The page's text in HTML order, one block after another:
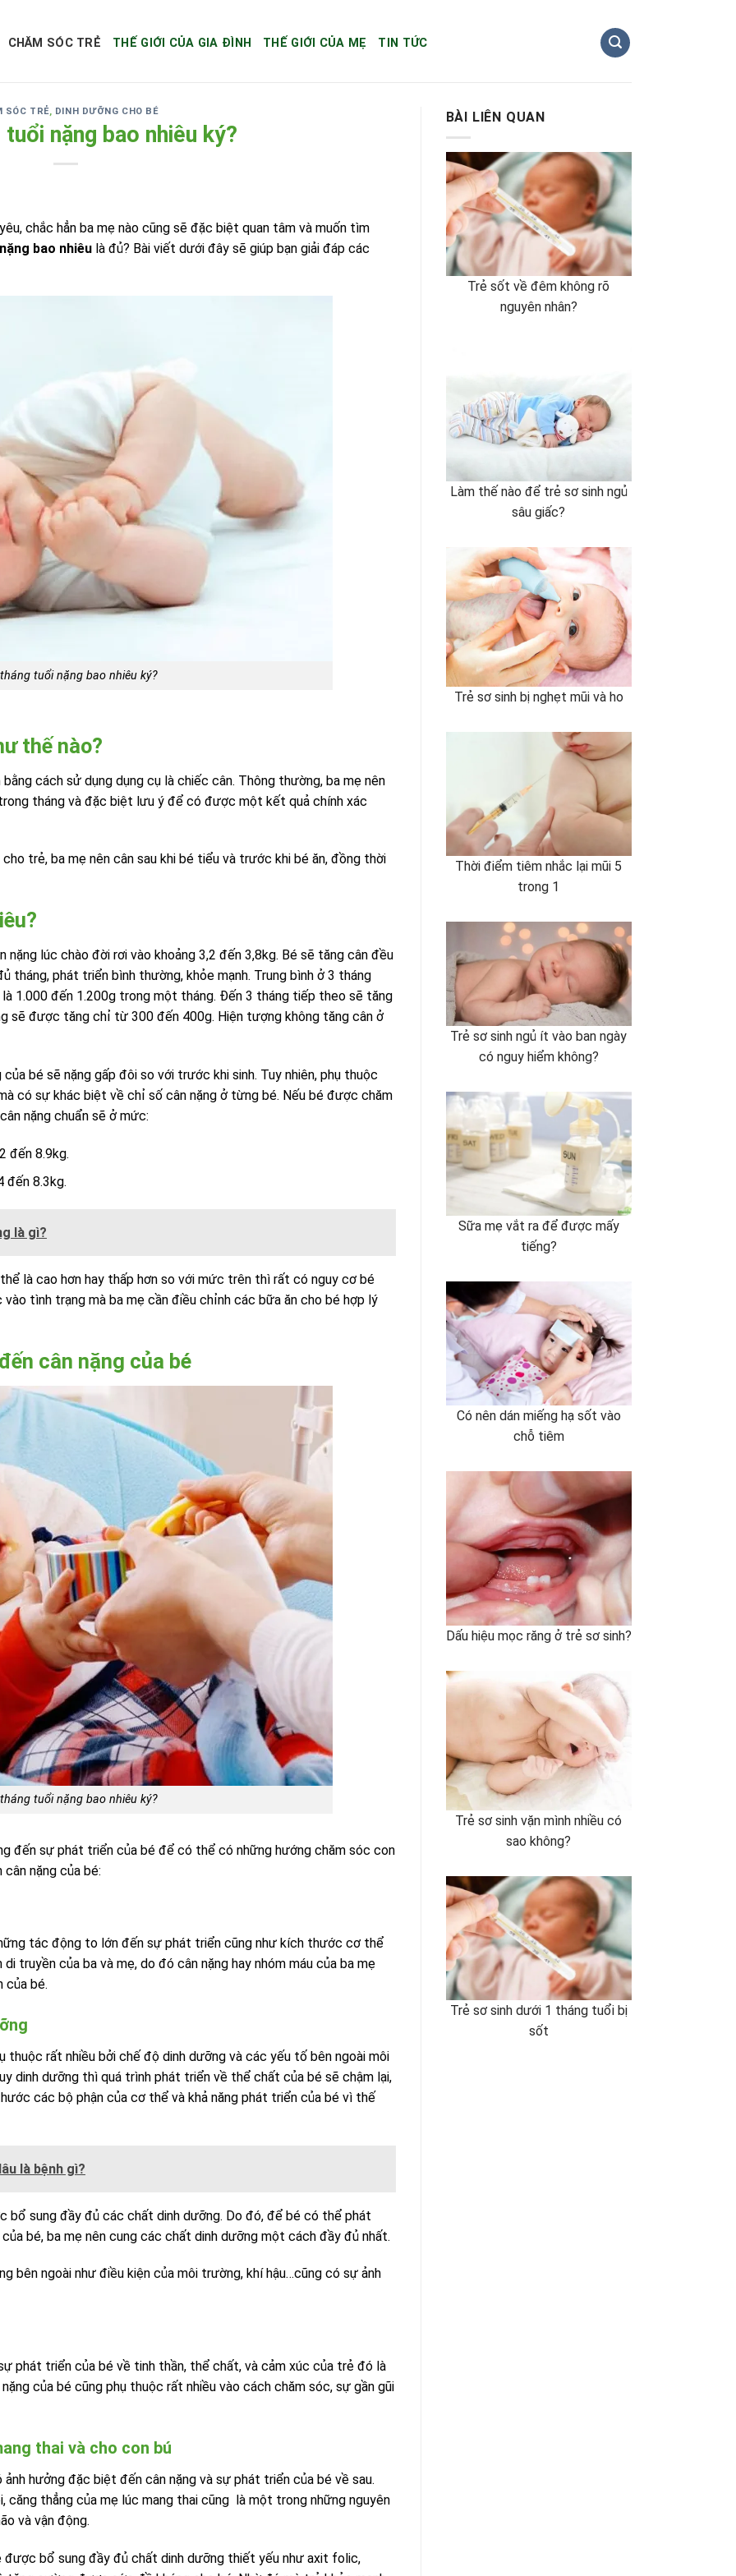
CHĂM SÓC TRẺ THẾ GIỚI CỦA GIA ĐÌNH THẾ GIỚI CỦA MẸ TIN TỨC
SÓC TRẺ, DINH DƯỠNG CHO BÉ
nặng bao nhiêu ký?
chắc hẳn ba mẹ nào cũng sẽ đặc biệt quan tâm và muốn tìm
bao nhiêu là đủ? Bài viết dưới đây sẽ giúp bạn giải đáp các
tuổi nặng bao nhiêu ký?
thế nào?
cách sử dụng dụng cụ là chiếc cân. Thông thường, ba mẹ nên
tháng và đặc biệt lưu ý để có được một kết quả chính xác
trẻ, ba mẹ nên cân sau khi bé tiểu và trước khi bé ăn, đồng thời
lúc chào đời rơi vào khoảng 3,2 đến 3,8kg. Bé sẽ tăng cân đều
tháng, phát triển bình thường, khỏe mạnh. Trung bình ở 3 tháng
1.000 đến 1.200g trong một tháng. Đến 3 tháng tiếp theo sẽ tăng
sẽ được tăng chỉ từ 300 đến 400g. Hiện tượng không tăng cân ở
bé sẽ nặng gấp đôi so với trước khi sinh. Tuy nhiên, phụ thuộc
có sự khác biệt về chỉ số cân nặng ở từng bé. Nếu bé được chăm
nặng chuẩn sẽ ở mức:
đến 8.9kg.
đến 8.3kg.
là gì?
là cao hơn hay thấp hơn so với mức trên thì rất có nguy cơ bé
tình trạng mà ba mẹ cần điều chỉnh các bữa ăn cho bé hợp lý
cân nặng của bé
tuổi nặng bao nhiêu ký?
đến sự phát triển của bé để có thể có những hướng chăm sóc con
nặng của bé:
tác động to lớn đến sự phát triển cũng như kích thước cơ thể
truyền của ba và mẹ, do đó cân nặng hay nhóm máu của ba mẹ
của bé.
thuộc rất nhiều bởi chế độ dinh dưỡng và các yếu tố bên ngoài môi
dinh dưỡng thì quá trình phát triển về thể chất của bé sẽ chậm lại,
các bộ phận của cơ thể và khả năng phát triển của bé vì thế
là bệnh gì?
bổ sung đầy đủ các chất dinh dưỡng. Do đó, để bé có thể phát
bé, ba mẹ nên cung các chất dinh dưỡng một cách đầy đủ nhất.
bên ngoài như điều kiện của môi trường, khí hậu…cũng có sự ảnh
phát triển của bé về tinh thần, thể chất, và cảm xúc của trẻ đó là
của bé cũng phụ thuộc rất nhiều vào cách chăm sóc, sự gần gũi
thai và cho con bú
hưởng đặc biệt đến cân nặng và sự phát triển của bé về sau.
căng thẳng của mẹ lúc mang thai cũng là một trong những nguyên
và vận động.
được bổ sung đầy đủ chất dinh dưỡng thiết yếu như axit folic,
BÀI LIÊN QUAN
Trẻ sốt về đêm không rõ
nguyên nhân?
Làm thế nào để trẻ sơ sinh ngủ
sâu giấc?
Trẻ sơ sinh bị nghẹt mũi và ho
Thời điểm tiêm nhắc lại mũi 5
trong 1
Trẻ sơ sinh ngủ ít vào ban ngày
có nguy hiểm không?
Sữa mẹ vắt ra để được mấy
tiếng?
Có nên dán miếng hạ sốt vào
chỗ tiêm
Dấu hiệu mọc răng ở trẻ sơ sinh?
Trẻ sơ sinh vặn mình nhiều có
sao không?
Trẻ sơ sinh dưới 1 tháng tuổi bị
sốt